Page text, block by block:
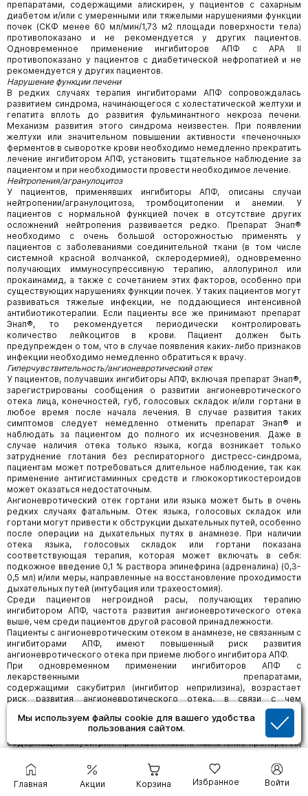
Мы используем файлы cookie для вашего удобства
пользования сайтом.
Главная Акции Корзина Избранное Войти
препаратами, содержащими алискирен, у пациентов с сахарным
диабетом и/или с умеренными или тяжелыми нарушениями функции
почек (СКФ менее 60 мл/мин/1,73 м2 площади поверхности тела)
противопоказано и не рекомендуется у других пациентов.
Одновременное применение ингибиторов АПФ с АРА II
противопоказано у пациентов с диабетической нефропатией и не
рекомендуется у других пациентов.
Нарушение функции печени
В редких случаях терапия ингибиторами АПФ сопровождалась
развитием синдрома, начинающегося с холестатической желтухи и
гепатита вплоть до развития фульминантного некроза печени.
Механизм развития этого синдрома неизвестен. При появлении
желтухи или значительном повышении активности «печеночных»
ферментов в сыворотке крови необходимо немедленно прекратить
лечение ингибитором АПФ, установить тщательное наблюдение за
пациентом и при необходимости провести необходимое лечение.
Нейтропения/агранулоцитоз
У пациентов, применявших ингибиторы АПФ, описаны случаи
нейтропении/агранулоцитоза, тромбоцитопении и анемии. У
пациентов с нормальной функцией почек в отсутствие других
осложнений нейтропения развивается редко. Препарат Энап®
необходимо с очень большой осторожностью применять у
пациентов с заболеваниями соединительной ткани (в том числе
системной красной волчанкой, склеродермией), одновременно
получающих иммуносупрессивную терапию, аллопуринол или
прокаинамид, а также с сочетанием этих факторов, особенно при
существующих нарушениях функции почек. У таких пациентов могут
развиваться тяжелые инфекции, не поддающиеся интенсивной
антибиотикотерапии. Если пациенты все же принимают препарат
Энап®, то рекомендуется периодически контролировать
количество лейкоцитов в крови. Пациент должен быть
предупрежден о том, что в случае появления каких-либо признаков
инфекции необходимо немедленно обратиться к врачу.
Гиперчувствительность/ангионевротический отек
У пациентов, получавших ингибиторы АПФ, включая препарат Энап®,
зарегистрированы сообщения о развитии ангионевротического
отека лица, конечностей, губ, голосовых складок и/или гортани в
любое время после начала лечения. В случае развития таких
симптомов следует немедленно отменить препарат Энап® и
наблюдать за пациентом до полного их исчезновения. Даже в
случае наличия отека только языка, когда возникает только
затруднение глотания без респираторного дистресс-синдрома,
пациентам может потребоваться длительное наблюдение, так как
применение антигистаминных средств и глюкокортикостероидов
может оказаться недостаточным.
Ангионевротический отек гортани или языка может быть в очень
редких случаях фатальным. Отек языка, голосовых складок или
гортани могут привести к обструкции дыхательных путей, особенно
после операции на дыхательных путях в анамнезе. При наличии
отека языка, голосовых складок или гортани показана
соответствующая терапия, которая может включать в себя:
подкожное введение 0,1 % раствора эпинефрина (адреналина) (0,3-
0,5 мл) и/или меры, направленные на восстановление проходимости
дыхательных путей (интубация или трахеостомия).
Среди пациентов негроидной расы, получающих терапию
ингибитором АПФ, частота развития ангионевротического отека
выше, чем среди пациентов другой расовой принадлежности.
Пациенты с ангионевротическим отеком в анамнезе, не связанным с
ингибиторами АПФ, имеют повышенный риск развития
ангионевротического отека при приеме любого ингибитора АПФ.
При одновременном применении ингибиторов АПФ с
лекарственными препаратами,
содержащими сакубитрил (ингибитор неприлизина), возрастает
риск развития ангионевротического отека, в связи с чем
одновременное применение указанных препаратов
противопоказано. Ингибиторы АПФ следует назначать не ранее,
чем через 36 часов после отмены препаратов,
содержащих сакубитрил. Противопоказано назначение препаратов,
а также в течение 36 часов после отмены ингибиторов АПФ.
Тканевые активаторы плазминогена
В обсервационных исследованиях выявлена повышенная частота